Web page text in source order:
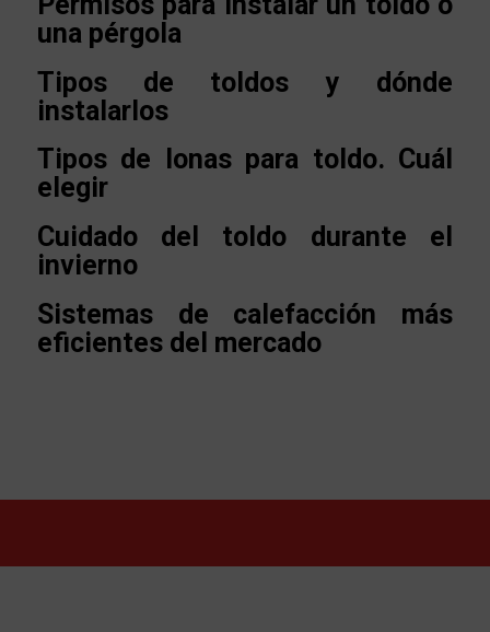
una pérgola
Tipos de toldos y dónde
instalarlos
Tipos de lonas para toldo. Cuál
elegir
Cuidado del toldo durante el
invierno
Sistemas de calefacción más
eficientes del mercado